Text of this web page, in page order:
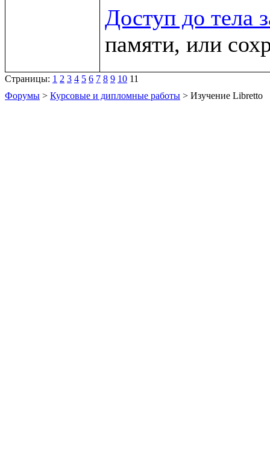
Доступ до тела
памяти, или
Страницы: 1 2 3 4 5 6 7 8 9 10 11
Форумы > Курсовые и дипломные работы > Изучение Libretto